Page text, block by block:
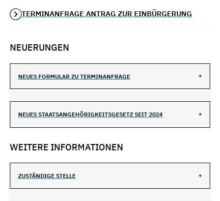
TERMINANFRAGE ANTRAG ZUR EINBÜRGERUNG
NEUERUNGEN
NEUES FORMULAR ZU TERMINANFRAGE
NEUES STAATSANGEHÖRIGKEITSGESETZ SEIT 2024
WEITERE INFORMATIONEN
ZUSTÄNDIGE STELLE